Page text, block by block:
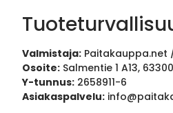
Valmistaja: Paitakauppa.net
Osoite: Salmentie 1 A13,
Y-tunnus: 2658911-6
Asiakaspalvelu: